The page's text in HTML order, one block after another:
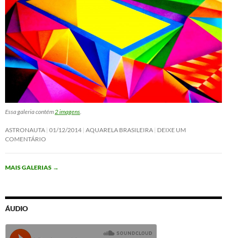
Essa galeria contém2 imagens.
ASTRONAUTA 01/12/2014 AQUARELA BRASILEIRA DEIXE UM
COMENTÁRIO
MAIS GALERIAS →
ÁUDIO